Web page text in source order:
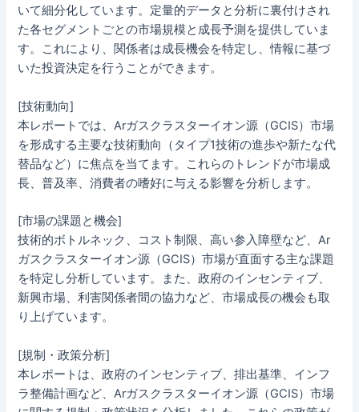
いて細分化しています。定量的データと分析に裏付けされ
た各セグメントごとの市場規模と成長予測を提供していま
す。これにより、関係者は成長機会を特定し、情報に基づ
いた投資決定を行うことができます。
[技術動向]
本レポートでは、Arガスクラスターイオン源（GCIS）市場
を形成する主要な技術動向（タイプ1技術の進歩や新たな代
替品など）に焦点を当てます。これらのトレンドが市場成
長、普及率、消費者の嗜好に与える影響を分析します。
[市場の課題と機会]
技術的ボトルネック、コスト制限、高い参入障壁など、Ar
ガスクラスターイオン源（GCIS）市場が直面する主な課題
を特定し分析しています。また、政府のインセンティブ、
新興市場、利害関係者間の協力など、市場成長の機会も取
り上げています。
[規制・政策分析]
本レポートは、政府のインセンティブ、排出基準、インフ
ラ整備計画など、Arガスクラスターイオン源（GCIS）市場